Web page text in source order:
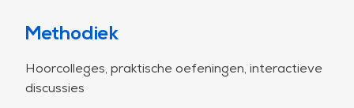
om meer geavanceerde toepassingen te lezen en
Option- en Result-types. Ze kunnen effectief
gebruik maken van standaard bibliotheekcollecties
Methodiek
Hoorcolleges, praktische oefeningen, interactieve
discussies